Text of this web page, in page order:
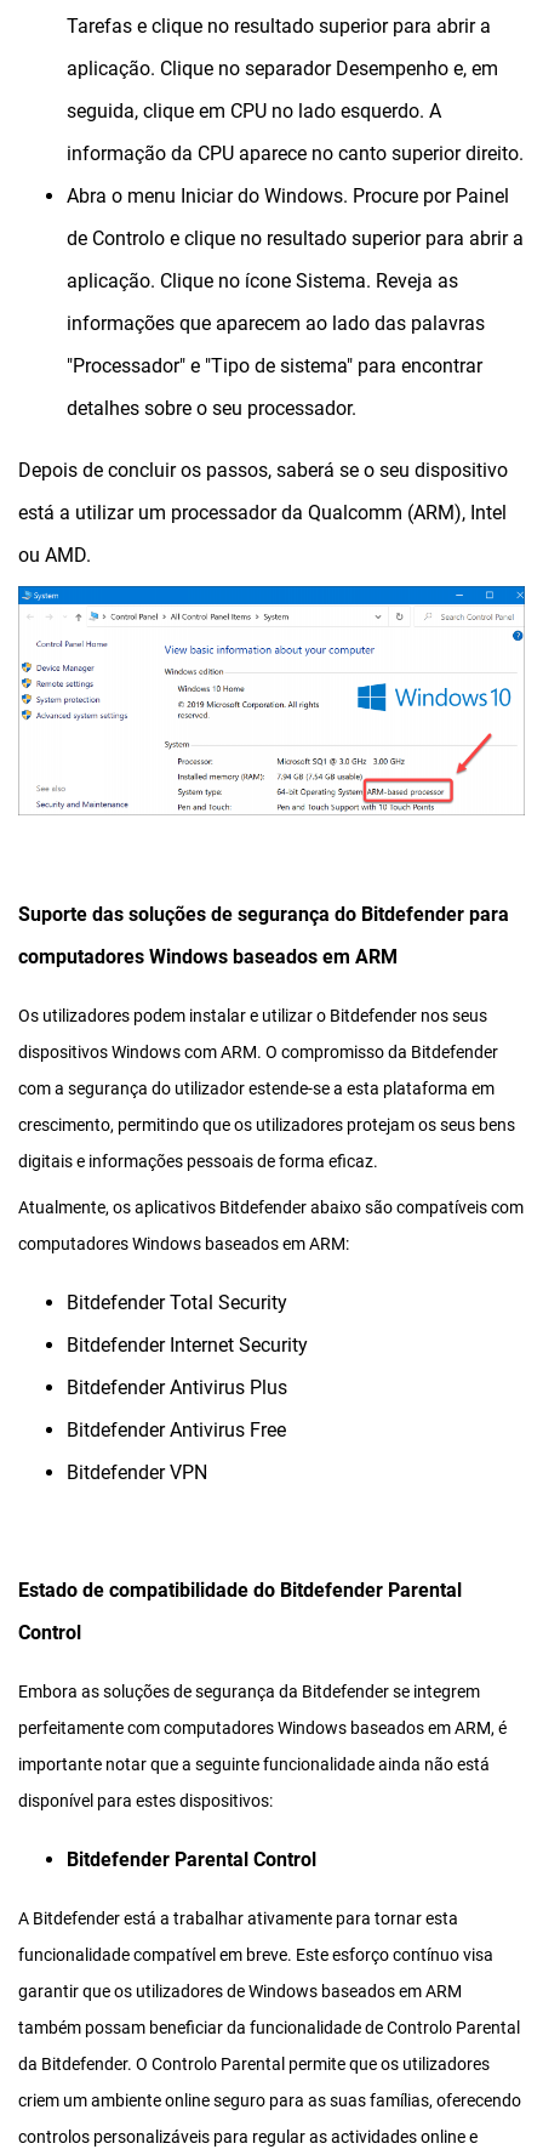
Tarefas e clique no resultado superior para abrir a
aplicação. Clique no separador Desempenho e, em
seguida, clique em CPU no lado esquerdo. A
informação da CPU aparece no canto superior direito.
Abra o menu Iniciar do Windows. Procure por Painel
de Controlo e clique no resultado superior para abrir a
aplicação. Clique no ícone Sistema. Reveja as
informações que aparecem ao lado das palavras
"Processador" e "Tipo de sistema" para encontrar
detalhes sobre o seu processador.
Depois de concluir os passos, saberá se o seu dispositivo
está a utilizar um processador da Qualcomm (ARM), Intel
ou AMD.
Suporte das soluções de segurança do Bitdefender para
computadores Windows baseados em ARM
Os utilizadores podem instalar e utilizar o Bitdefender nos seus
dispositivos Windows com ARM. O compromisso da Bitdefender
com a segurança do utilizador estende-se a esta plataforma em
crescimento, permitindo que os utilizadores protejam os seus bens
digitais e informações pessoais de forma eficaz.
Atualmente, os aplicativos Bitdefender abaixo são compatíveis com
computadores Windows baseados em ARM:
Bitdefender Total Security
Bitdefender Internet Security
Bitdefender Antivirus Plus
Bitdefender Antivirus Free
Bitdefender VPN
Estado de compatibilidade do Bitdefender Parental
Control
Embora as soluções de segurança da Bitdefender se integrem
perfeitamente com computadores Windows baseados em ARM, é
importante notar que a seguinte funcionalidade ainda não está
disponível para estes dispositivos:
Bitdefender Parental Control
A Bitdefender está a trabalhar ativamente para tornar esta
funcionalidade compatível em breve. Este esforço contínuo visa
garantir que os utilizadores de Windows baseados em ARM
também possam beneficiar da funcionalidade de Controlo Parental
da Bitdefender. O Controlo Parental permite que os utilizadores
criem um ambiente online seguro para as suas famílias, oferecendo
controlos personalizáveis para regular as actividades online e